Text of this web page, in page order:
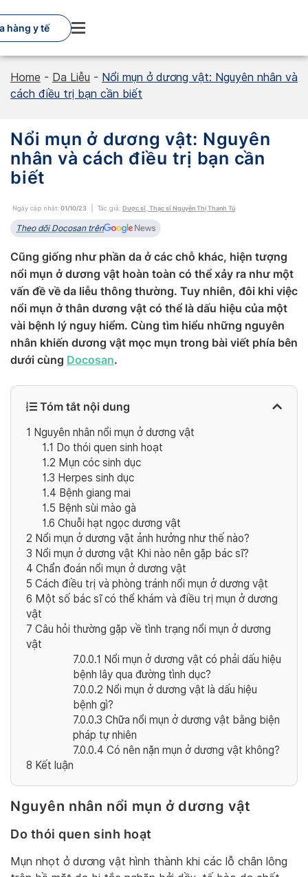
to
content
hàng y tế
Home - Da Liễu - Nổi mụn ở dương vật: Nguyên nhân và
cách điều trị bạn cần biết
Nổi mụn ở dương vật: Nguyên
nhân và cách điều trị bạn cần
biết
Ngày cập nhật: 01/10/23 Tác giả: Dược sĩ, Thạc sĩ Nguyễn Thị Thanh Tú
Theo dõi Docosan trên
Cũng giống như phần da ở các chỗ khác, hiện tượng
nổi mụn ở dương vật hoàn toàn có thể xảy ra như một
vấn đề về da liễu thông thường. Tuy nhiên, đôi khi việc
nổi mụn ở thân dương vật có thể là dấu hiệu của một
vài bệnh lý nguy hiểm. Cùng tìm hiểu những nguyên
nhân khiến dương vật mọc mụn trong bài viết phía bên
dưới cùng Docosan.
Tóm tắt nội dung
1 Nguyên nhân nổi mụn ở dương vật
1.1 Do thói quen sinh hoạt
1.2 Mụn cóc sinh dục
1.3 Herpes sinh dục
1.4 Bệnh giang mai
1.5 Bệnh sùi mào gà
1.6 Chuỗi hạt ngọc dương vật
2 Nổi mụn ở dương vật ảnh hưởng như thế nào?
3 Nổi mụn ở dương vật Khi nào nên gặp bác sĩ?
4 Chẩn đoán nổi mụn ở dương vật
5 Cách điều trị và phòng tránh nổi mụn ở dương vật
6 Một số bác sĩ có thể khám và điều trị mụn ở dương
vật
7 Câu hỏi thường gặp về tình trạng nổi mụn ở dương
vật
7.0.0.1 Nổi mụn ở dương vật có phải dấu hiệu
bệnh lây qua đường tình dục?
7.0.0.2 Nổi mụn ở dương vật là dấu hiệu
bệnh gì?
7.0.0.3 Chữa nổi mụn ở dương vật bằng biện
pháp tự nhiên
7.0.0.4 Có nên nặn mụn ở dương vật không?
8 Kết luận
Nguyên nhân nổi mụn ở dương vật
Do thói quen sinh hoạt
Mụn nhọt ở dương vật hình thành khi các lỗ chân lông